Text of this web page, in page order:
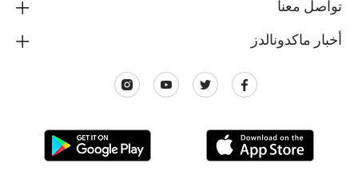
تواصل معنا
أخبار ماكدونالدز